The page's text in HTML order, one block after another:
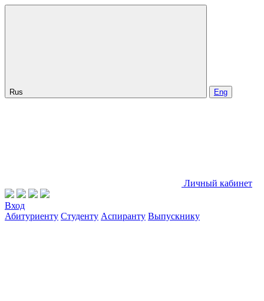
Rus Eng
Личный кабинет
Вход
Абитуриенту Студенту Аспиранту Выпускнику